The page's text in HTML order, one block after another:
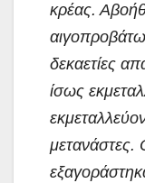
κρέας.
δεκαετίες
ίσως
μετανάστες.